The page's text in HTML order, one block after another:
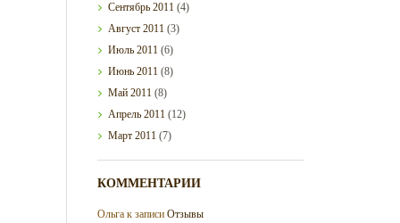
Сентябрь2011 (4)
Август2011 (3)
Июль2011 (6)
Июнь2011 (8)
Май2011 (8)
Апрель2011 (12)
Март2011 (7)
КОММЕНТАРИИ
Ольга к записиОтзывы